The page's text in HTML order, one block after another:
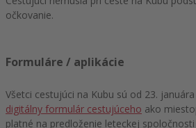
očkovanie.
Formuláre / aplikácie
Všetci cestujúci na Kubu sú od 23.
digitálny formulár cestujúceho ako
platné na predloženie leteckej